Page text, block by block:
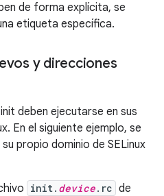
de forma explícita, se
etiqueta específica.
y direcciones
deben ejecutarse en sus
En el siguiente ejemplo, se
propio dominio de SELinux
init. device.rc de